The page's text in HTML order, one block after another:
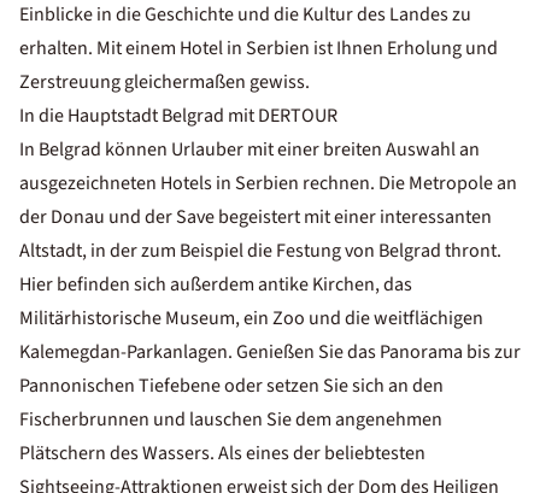
Einblicke in die Geschichte und die Kultur des Landes zu
erhalten. Mit einem Hotel in Serbien ist Ihnen Erholung und
Zerstreuung gleichermaßen gewiss.
In die Hauptstadt Belgrad mit DERTOUR
In Belgrad können Urlauber mit einer breiten Auswahl an
ausgezeichneten Hotels in Serbien rechnen. Die Metropole an
der Donau und der Save begeistert mit einer interessanten
Altstadt, in der zum Beispiel die Festung von Belgrad thront.
Hier befinden sich außerdem antike Kirchen, das
Militärhistorische Museum, ein Zoo und die weitflächigen
Kalemegdan-Parkanlagen. Genießen Sie das Panorama bis zur
Pannonischen Tiefebene oder setzen Sie sich an den
Fischerbrunnen und lauschen Sie dem angenehmen
Plätschern des Wassers. Als eines der beliebtesten
Sightseeing-Attraktionen erweist sich der Dom des Heiligen